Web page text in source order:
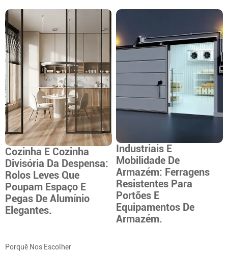
Cozinha E Cozinha
Divisória Da Despensa:
Rolos Leves Que
Poupam Espaço E
Pegas De Alumínio
Elegantes.
Industriais E
Mobilidade De
Armazém: Ferragens
Resistentes Para
Portões E
Equipamentos De
Armazém.
Porquê Nos Escolher